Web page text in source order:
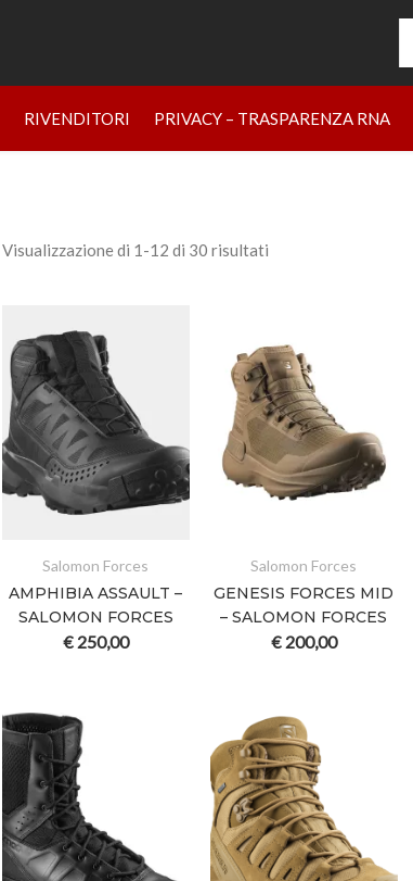
RIVENDITORI PRIVACY – TRASPARENZA RNA
HOME PRODOTTI CHI SIAMO
Visualizzazione di 1-12 di 30 risultati
Salomon Forces
AMPHIBIA ASSAULT –
SALOMON FORCES
€250,00
Salomon Forces
GENESIS FORCES MID
– SALOMON FORCES
€200,00